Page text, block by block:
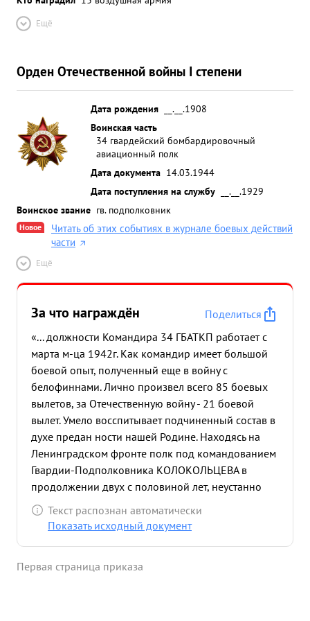
Ещё
Орден Отечественной войны I степени
Дата рождения
__.__.1908
Воинская часть
34 гвардейский бомбардировочный
авиационный полк
Дата документа 14.03.1944
Дата поступления на службу
__.__.1929
Воинское звание гв. подполковник
Новое
Читать об этих событиях в журнале боевых действий
части
Ещё
За что награждён
Поделиться
«... должности Командира 34 ГБАТКП работает с
марта м-ца 1942г. Как командир имеет большой
боевой опыт, полученный еще в войну с
белофиннами. Лично произвел всего 85 боевых
вылетов, за Отечественную войну - 21 боевой
вылет. Умело восспитывает подчиненный состав в
духе предан ности нашей Родине. Находясь на
Ленинградском фронте полк под командованием
Гвардии-Подполковника КОЛОКОЛЬЦЕВА в
продолжении двух с половиной лет, неустанно
наносил и наносит бомбовые удары по опорным
пунктам, ж.д. станциям, аэродромам,
подавлению дальнобойных арт. батарей пр-ка,
Текст распознан автоматически
Показать исходный документ
Первая страница приказа